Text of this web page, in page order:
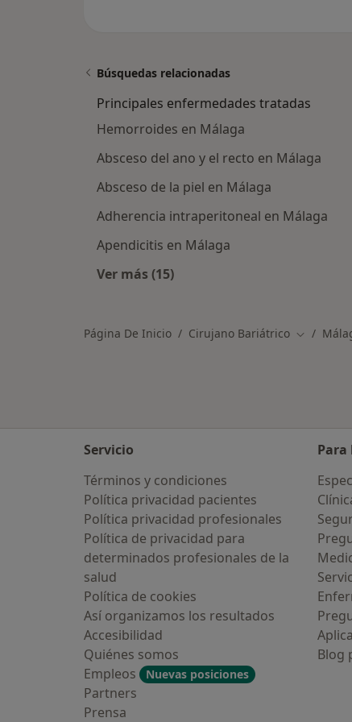
Búsquedas relacionadas
Principales enfermedades tratadas
Hemorroides en Málaga
Absceso del ano y el recto en Málaga
Absceso de la piel en Málaga
Adherencia intraperitoneal en Málaga
Apendicitis en Málaga
Ver más (15)
Página De Inicio Cirujano Bariátrico Cambiar
Servicio
Términos y condiciones
Política privacidad pacientes
Política privacidad profesionales
Política de privacidad para
determinados profesionales de la
salud
Política de cookies
Así organizamos los resultados
Accesibilidad
Quiénes somos
Empleos
Nuevas posiciones
Partners
Prensa
Para
Blog